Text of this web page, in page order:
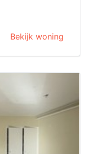
Bekijk woning